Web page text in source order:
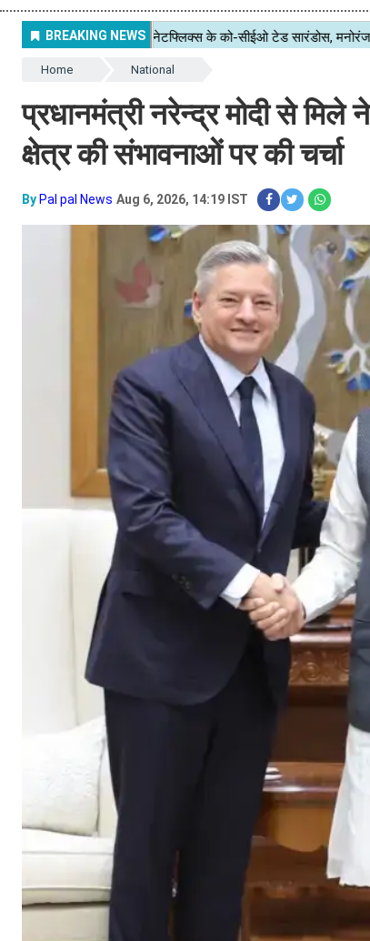
Home National
प्रधानमंत्री नरेन्द्र मोदी से
क्षेत्र की संभावनाओं पर की चर्चा
By Pal pal News Aug 6, 2026, 14:19 IST